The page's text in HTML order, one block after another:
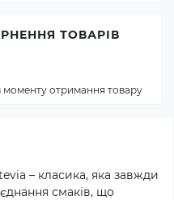
– класика, яка завжди
смаків, що
ТОВАРІВ
моменту отримання товару